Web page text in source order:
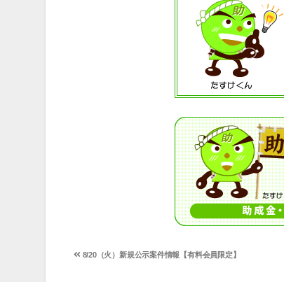
投8/20（火）新規公示案件情報【有料会員限定】